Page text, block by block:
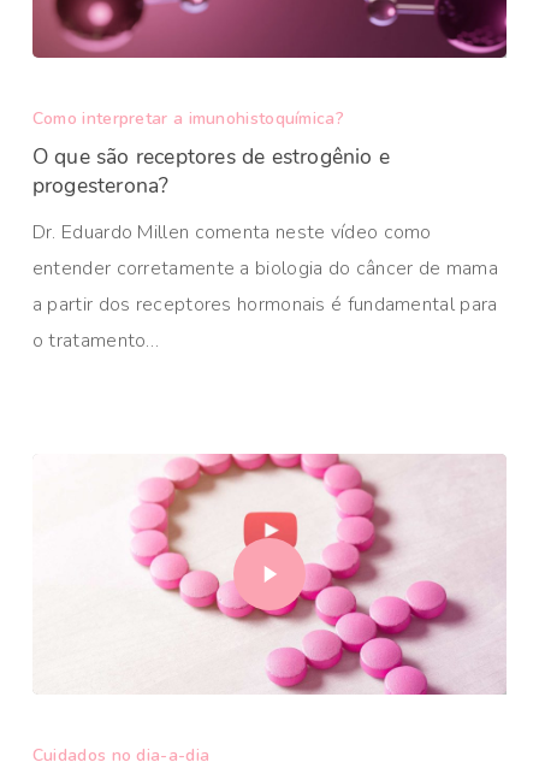
Como interpretar a imunohistoquímica?
O que são receptores de estrogênio e
progesterona?
Dr. Eduardo Millen comenta neste vídeo como
entender corretamente a biologia do câncer de mama
a partir dos receptores hormonais é fundamental para
o tratamento…
Cuidados no dia-a-dia